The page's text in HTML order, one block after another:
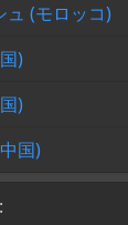
ュ (モロッコ)
)
)
国)